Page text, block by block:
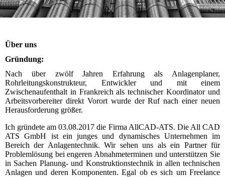
Über uns
Gründung:
Nach über zwölf Jahren Erfahrung als Anlagenplaner,
Rohrleitungskonstrukteur, Entwickler und mit einem
Zwischenaufenthalt in Frankreich als technischer Koordinator und
Arbeitsvorbereiter direkt Vorort wurde der Ruf nach einer neuen
Herausforderung größer.
Ich gründete am 03.08.2017 die Firma AllCAD-ATS. Die All CAD
ATS GmbH ist ein junges und dynamisches Unternehmen im
Bereich der Anlagen­technik. Wir sehen uns als ein Partner für
Problem­lösung bei engeren Abnahmeterminen und unterstützen Sie
in Sachen Planung- und Kon­struk­tions­­technik in allen technischen
Anlagen und deren Komponenten. Egal ob es sich um Freelance